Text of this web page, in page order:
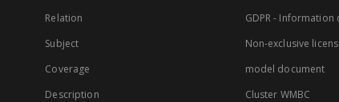
Relation
Subject
Coverage
Description
GDPR - Information
Non-exclusive
model document
Cluster WMBC